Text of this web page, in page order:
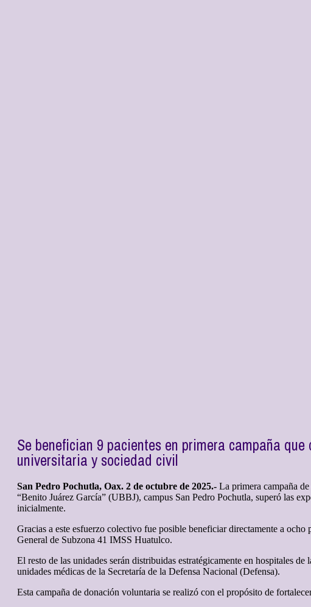
Se benefician 9 pacientes en primera campaña
universitaria y sociedad civil
San Pedro Pochutla, Oax. 2 de octubre de 2025.- La primera campaña
“Benito Juárez García” (UBBJ), campus San Pedro Pochutla, superó las
inicialmente.
Gracias a este esfuerzo colectivo fue posible beneficiar directamente a
General de Subzona 41 IMSS Huatulco.
El resto de las unidades serán distribuidas estratégicamente en hospitales
unidades médicas de la Secretaría de la Defensa Nacional (Defensa).
Esta campaña de donación voluntaria se realizó con el propósito de